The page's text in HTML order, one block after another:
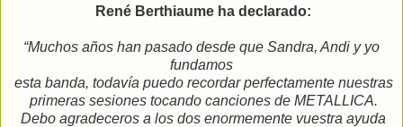
René Berthiaume ha declarado:
“Muchos años han pasado desde que Sandra, Andi y yo
fundamos
esta banda, todavía puedo recordar perfectamente nuestras
primeras sesiones tocando canciones de METALLICA.
Debo agradeceros a los dos enormemente vuestra ayuda